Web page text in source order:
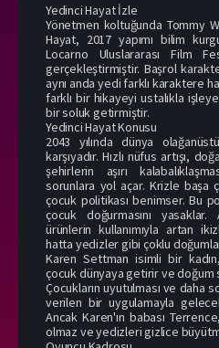
Yedinci Hayat İzle
Yönetmen koltuğunda Tommy
Hayat, 2017 yapımı bilim
Locarno Uluslararası Film
gerçekleştirmiştir. Başrol
aynı anda yedi farklı karaktere
farklı bir hikayeyi ustalıkla
bir soluk getirmiştir.
Yedinci Hayat Konusu
2043 yılında dünya
karşıyadır. Hızlı nüfus artışı,
şehirlerin aşırı
sorunlara yol açar. Krizle başa
çocuk politikası benimser. Bu
çocuk doğurmasını
ürünlerin kullanımıyla artan
hatta yedizler gibi çoklu
Karen Settman isimli bir
çocuk dünyaya getirir ve doğum
Çocukların uyutulması ve daha
verilen bir uygulamayla
Ancak Karen'ın babası
olmaz ve yedizleri gizlice